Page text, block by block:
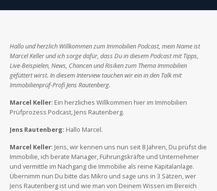
Hallo und herzlich Willkommen zum Immobilien Podcast, mein Name ist
Marcel Keller und ich sorge dafür, dass Du in diesem Podcast mit Tipps,
Live-Beispielen, News, Chancen und Risiken zum Thema Immobilien
gefüttert wirst. In diesem Interview tauchen wir ein in den Talk mit
Immobilienprüf-Profi Jens Rautenberg.
Marcel Keller: Ein herzliches Willkommen hier im Immobilien
Prüfprozess Podcast, Jens Rautenberg.
Jens Rautenberg: Hallo Marcel.
Marcel Keller: Jens, wir kennen uns nun seit 8 Jahren, Du prüfst die
Immobilie, ich berate Manager, Führungskräfte und Unternehmer
und vermittle im Nachgang die Immobilie als reine Kapitalanlage.
Übernimm nun Du bitte das Mikro und sage uns in 3 Sätzen, wer
Jens Rautenberg ist und wie man von Deinem Wissen im Bereich